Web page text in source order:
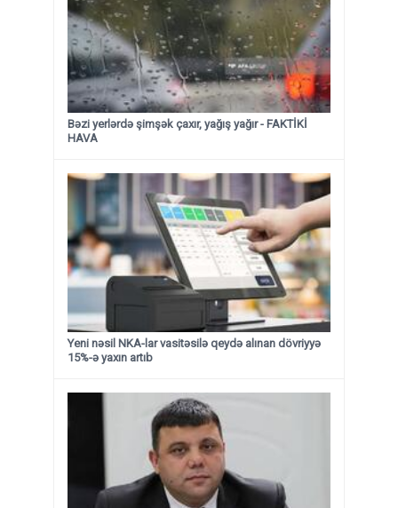
Bəzi yerlərdə şimşək çaxır, yağış yağır - FAKTİKİ
HAVA
Yeni nəsil NKA-lar vasitəsilə qeydə alınan dövriyyə
15%-ə yaxın artıb